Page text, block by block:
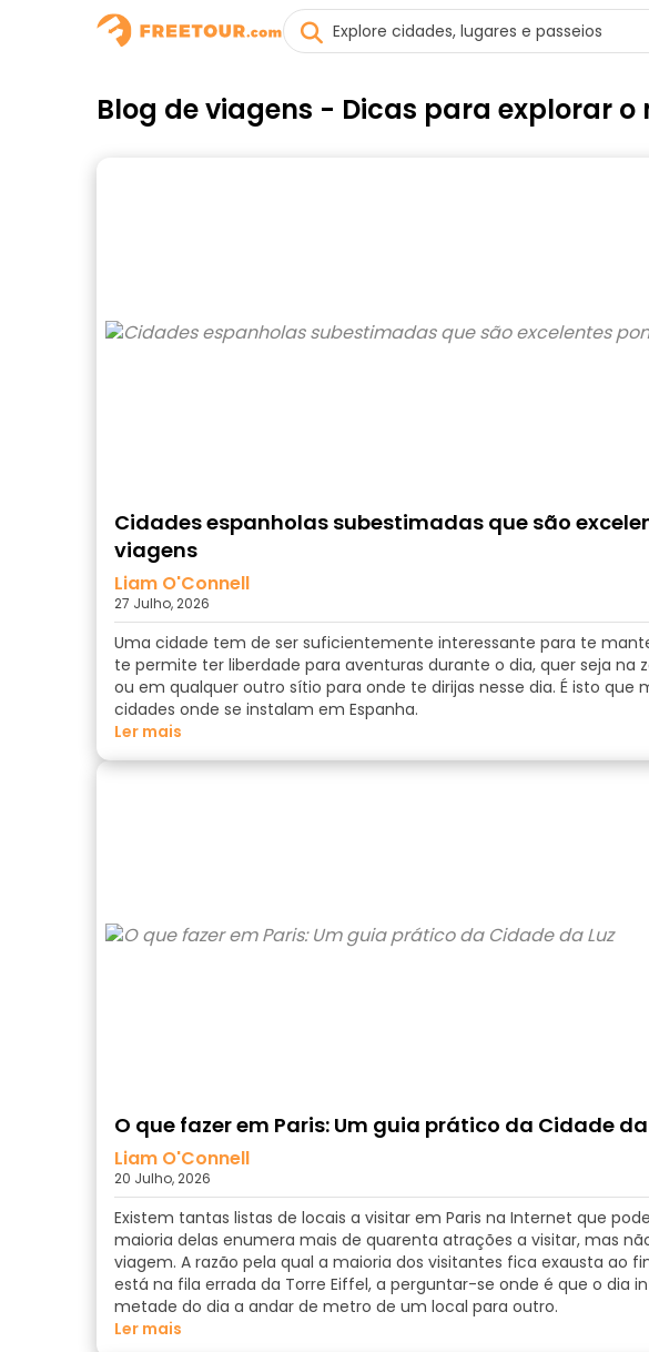
Blog de viagens - Dicas para explorar
Cidades espanholas subestimadas que são
viagens
Liam O'Connell
27 Julho, 2026
Uma cidade tem de ser suficientemente interessante para te
te permite ter liberdade para aventuras durante o dia, quer seja na
ou em qualquer outro sítio para onde te dirijas nesse dia. É isto que
cidades onde se instalam em Espanha.
ler mais
O que fazer em Paris: Um guia prático da Cidade da
Liam O'Connell
20 Julho, 2026
Existem tantas listas de locais a visitar em Paris na Internet que
maioria delas enumera mais de quarenta atrações a visitar, mas
viagem. A razão pela qual a maioria dos visitantes fica exausta ao
está na fila errada da Torre Eiffel, a perguntar-se onde é que o dia
metade do dia a andar de metro de um local para outro.
ler mais